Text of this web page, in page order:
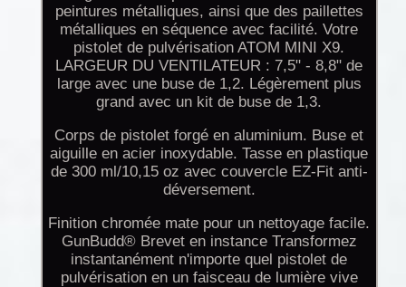
peintures métalliques, ainsi que des paillettes
métalliques en séquence avec facilité. Votre
pistolet de pulvérisation ATOM MINI X9.
LARGEUR DU VENTILATEUR : 7,5" - 8,8" de
large avec une buse de 1,2. Légèrement plus
grand avec un kit de buse de 1,3.
Corps de pistolet forgé en aluminium. Buse et
aiguille en acier inoxydable. Tasse en plastique
de 300 ml/10,15 oz avec couvercle EZ-Fit anti-
déversement.
Finition chromée mate pour un nettoyage facile.
GunBudd® Brevet en instance Transformez
instantanément n'importe quel pistolet de
pulvérisation en un faisceau de lumière vive